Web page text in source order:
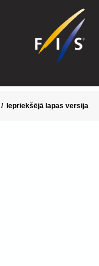
/ Iepriekšējā lapas versija